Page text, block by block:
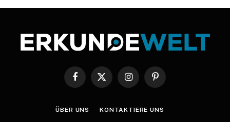
Facebook
X
InstagramPinterest
ÜBER UNS KONTAKTIERE UNS